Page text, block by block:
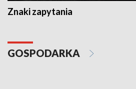
Znaki zapytania
GOSPODARKA